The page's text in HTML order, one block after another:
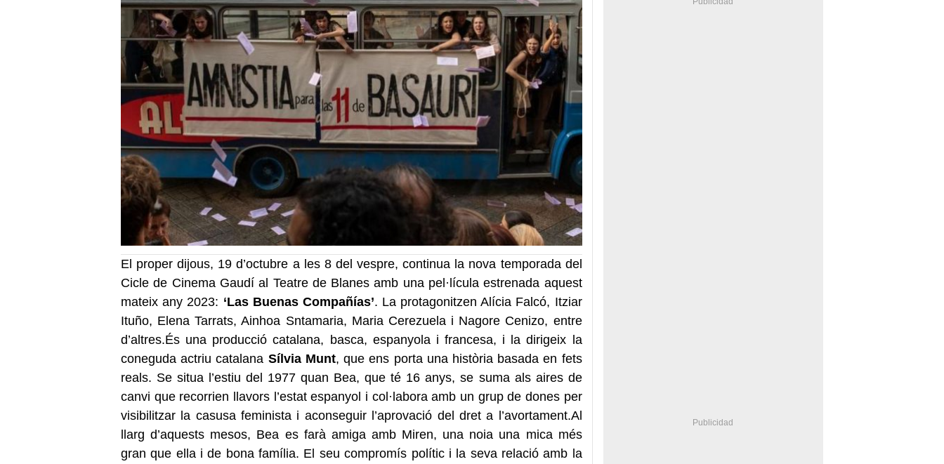
El proper dijous, 19 d’octubre a les 8 del vespre, continua la nova temporada del
Cicle de Cinema Gaudí al Teatre de Blanes amb una pel·lícula estrenada aquest
mateix any 2023: ‘Las Buenas Compañías’. La protagonitzen Alícia Falcó, Itziar
Ituño, Elena Tarrats, Ainhoa Sntamaria, Maria Cerezuela i Nagore Cenizo, entre
d’altres.És una producció catalana, basca, espanyola i francesa, i la dirigeix la
coneguda actriu catalana Sílvia Munt, que ens porta una història basada en fets
reals. Se situa l’estiu del 1977 quan Bea, que té 16 anys, se suma als aires de
canvi que recorrien llavors l’estat espanyol i col·labora amb un grup de dones per
visibilitzar la casusa feminista i aconseguir l’aprovació del dret a l’avortament.Al
llarg d’aquests mesos, Bea es farà amiga amb Miren, una noia una mica més
gran que ella i de bona família. El seu compromís polític i la seva relació amb la